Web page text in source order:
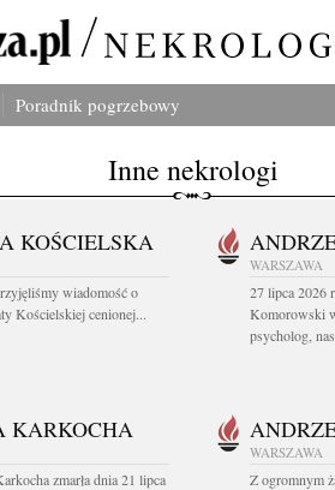
Poradnik pogrzebowy
Inne nekrologi
KOŚCIELSKA
wiadomość o
Kościelskiej cenionej...
WARSZAWA
27 lipca 2026
Komorowski
psycholog,
KARKOCHA
zmarła dnia 21 lipca
WARSZAWA
Z ogromnym